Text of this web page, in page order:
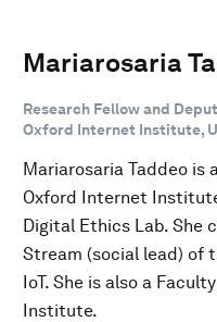
Mariarosaria
Research Fellow and
Oxford Internet Institute,
Mariarosaria Taddeo is
Oxford Internet
Digital Ethics Lab. She
Stream (social lead) of
IoT. She is also a
Institute.